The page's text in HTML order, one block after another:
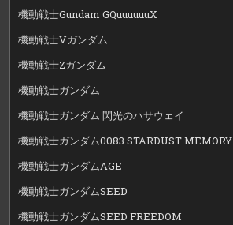
機動戦士Gundam GQuuuuuuX
機動戦士Vガンダム
機動戦士Zガンダム
機動戦士ガンダム
機動戦士ガンダム 閃光のハサウェイ
機動戦士ガンダム0083 STARDUST MEMORY
機動戦士ガンダムAGE
機動戦士ガンダムSEED
機動戦士ガンダムSEED FREEDOM